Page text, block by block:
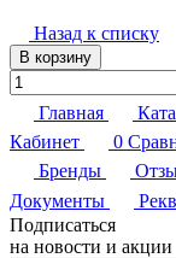
Назад к списку
В корзину
Главная
Кабинет
0
Бренды
Документы
Подписаться
на новости и акции